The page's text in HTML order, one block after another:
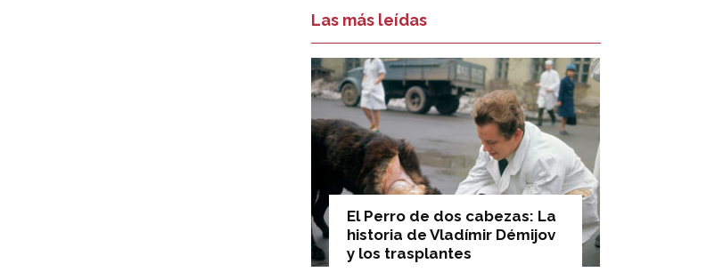
Las más leídas
El Perro de dos cabezas: La
historia de Vladímir Démijov
y los trasplantes